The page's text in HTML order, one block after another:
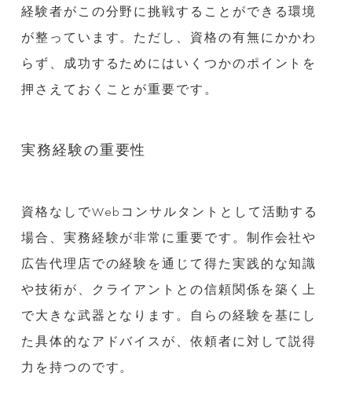
経験者がこの分野に挑戦することができる環境
が整っています。ただし、資格の有無にかかわ
らず、成功するためにはいくつかのポイントを
押さえておくことが重要です。
実務経験の重要性
資格なしでWebコンサルタントとして活動する
場合、実務経験が非常に重要です。制作会社や
広告代理店での経験を通じて得た実践的な知識
や技術が、クライアントとの信頼関係を築く上
で大きな武器となります。自らの経験を基にし
た具体的なアドバイスが、依頼者に対して説得
力を持つのです。